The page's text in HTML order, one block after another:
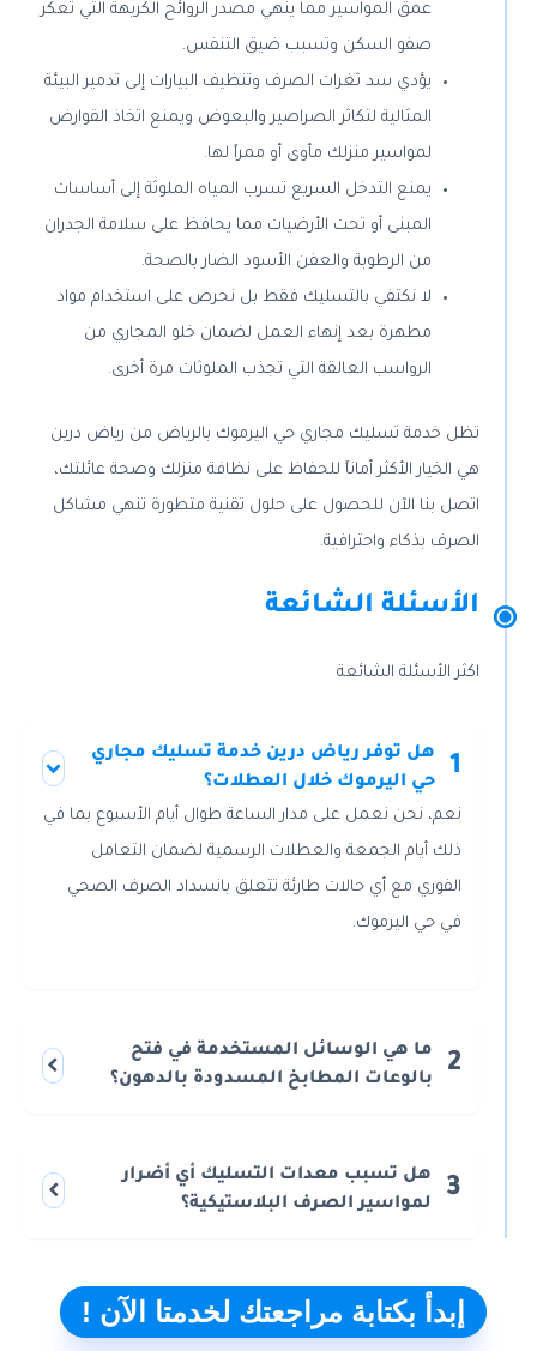
عمق المواسير مما ينهي مصدر الروائح الكريهة التي تعكر
صفو السكن وتسبب ضيق التنفس.
يؤدي سد ثغرات الصرف وتنظيف البيارات إلى تدمير البيئة
المثالية لتكاثر الصراصير والبعوض ويمنع اتخاذ القوارض
لمواسير منزلك مأوى أو ممراً لها.
يمنع التدخل السريع تسرب المياه الملوثة إلى أساسات
المبنى أو تحت الأرضيات مما يحافظ على سلامة الجدران
من الرطوبة والعفن الأسود الضار بالصحة.
لا نكتفي بالتسليك فقط بل نحرص على استخدام مواد
مطهرة بعد إنهاء العمل لضمان خلو المجاري من
الرواسب العالقة التي تجذب الملوثات مرة أخرى.
تظل خدمة تسليك مجاري حي اليرموك بالرياض من رياض درين
هي الخيار الأكثر أماناً للحفاظ على نظافة منزلك وصحة عائلتك،
اتصل بنا الآن للحصول على حلول تقنية متطورة تنهي مشاكل
الصرف بذكاء واحترافية.
الأسئلة الشائعة
اكثر الأسئلة الشائعة
1
هل توفر رياض درين خدمة تسليك مجاري
حي اليرموك خلال العطلات؟
نعم، نحن نعمل على مدار الساعة طوال أيام الأسبوع بما في
ذلك أيام الجمعة والعطلات الرسمية لضمان التعامل
الفوري مع أي حالات طارئة تتعلق بانسداد الصرف الصحي
في حي اليرموك.
2
ما هي الوسائل المستخدمة في فتح
بالوعات المطابخ المسدودة بالدهون؟
3
هل تسبب معدات التسليك أي أضرار
لمواسير الصرف البلاستيكية؟
إبدأ بكتابة مراجعتك لخدمتا الآن !